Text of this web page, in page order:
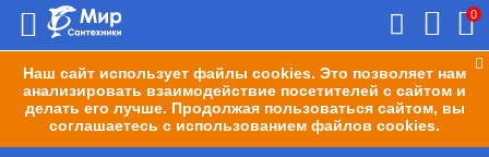
Наш сайт использует файлы cookies. Это позволяет нам
анализировать взаимодействие посетителей с сайтом и
делать его лучше. Продолжая пользоваться сайтом, вы
соглашаетесь с использованием файлов cookies.
0